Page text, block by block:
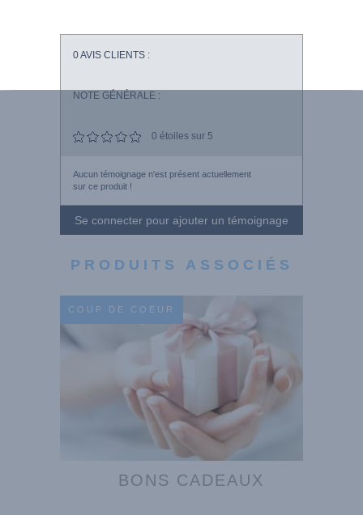
0AVIS CLIENTS :
NOTE GÉNÉRALE :
0 étoiles sur 5
Aucun témoignage n'est présent actuellement
sur ce produit !
Se connecter pour ajouter un témoignage
PRODUITS ASSOCIÉS
COUP DE COEUR
BONS CADEAUX